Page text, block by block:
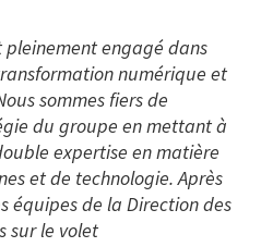
pleinement engagé dans
numérique et
sommes fiers de
du groupe en mettant à
expertise en matière
et de technologie. Après
équipes de la Direction des
sur le volet